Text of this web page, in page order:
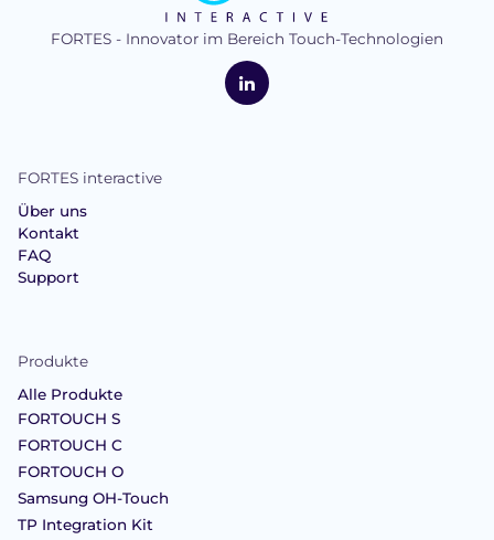
logo
Interactive
FORTES - Innovator im Bereich Touch-Technologien
LinkedIn
FORTES interactive
Über uns
Kontakt
FAQ
Support
Produkte
Alle Produkte
FORTOUCH S
FORTOUCH C
FORTOUCH O
Samsung OH-Touch
TP Integration Kit